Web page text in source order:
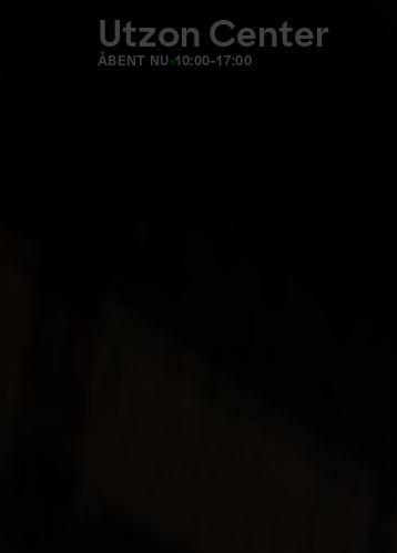
Utzon Center
ÅBENT NU 10:00-17:00